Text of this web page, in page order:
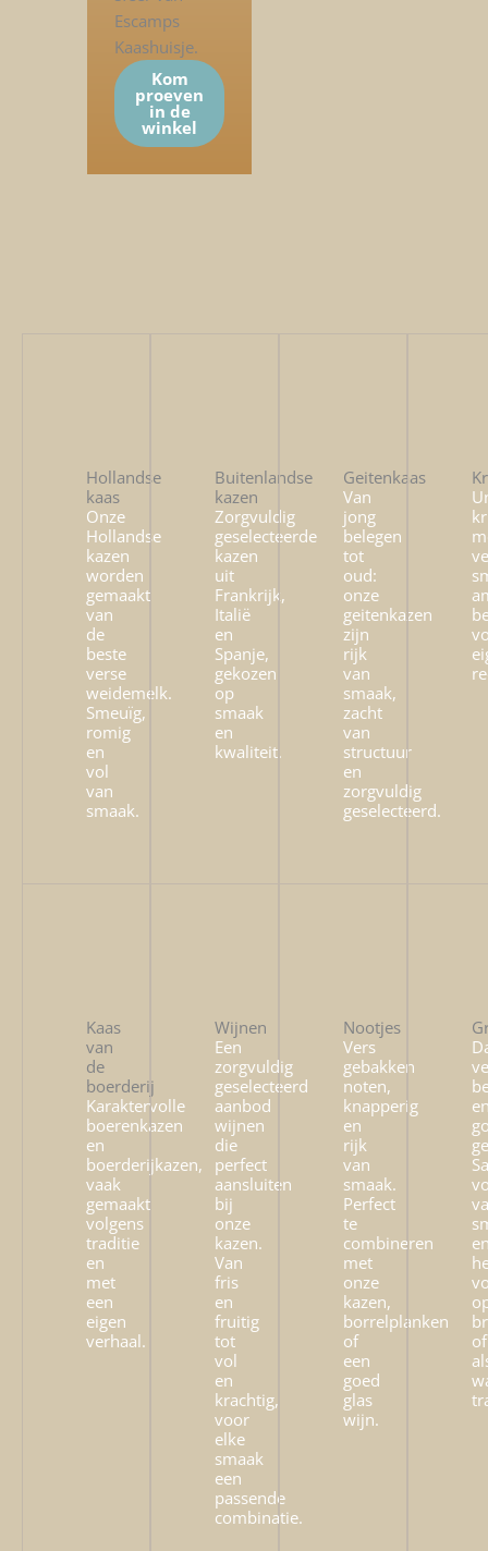
Escamps
Kaashuisje.
Kom
proeven
in de
winkel
Hollandse
kaas
Onze
Hollandse
kazen
worden
gemaakt
van
de
beste
verse
weidemelk.
Smeuïg,
romig
en
vol
van
smaak.
Buitenlandse
kazen
Zorgvuldig
geselecteerde
kazen
uit
Frankrijk,
Italië
en
Spanje,
gekozen
op
smaak
en
kwaliteit.
Geitenkaas
Van
jong
belegen
tot
oud:
onze
geitenkazen
zijn
rijk
van
smaak,
zacht
van
structuur
en
zorgvuldig
geselecteerd.
Kaas
van
de
boerderij
Karaktervolle
boerenkazen
en
boerderijkazen,
vaak
gemaakt
volgens
traditie
en
met
een
eigen
verhaal.
Wijnen
Een
zorgvuldig
geselecteerd
aanbod
wijnen
die
perfect
aansluiten
bij
onze
kazen.
Van
fris
en
fruitig
tot
vol
en
krachtig,
voor
elke
smaak
een
passende
combinatie.
Nootjes
Vers
gebakken
noten,
knapperig
en
rijk
van
smaak.
Perfect
te
combineren
met
onze
kazen,
borrelplanken
of
een
goed
glas
wijn.
of